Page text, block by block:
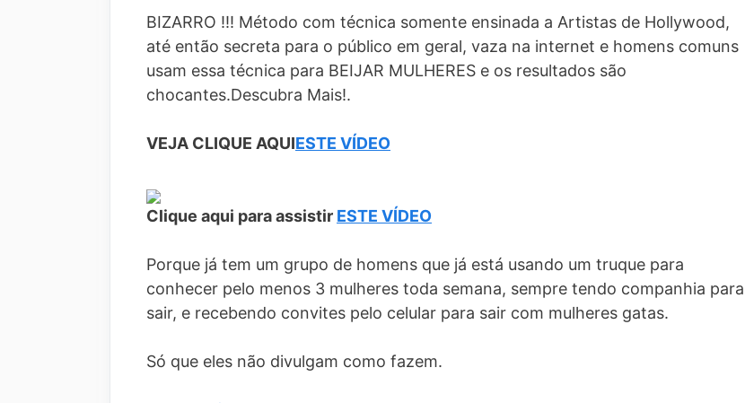
BIZARRO !!! Método com técnica somente ensinada a Artistas de Hollywood,
até então secreta para o público em geral, vaza na internet e homens comuns
usam essa técnica para BEIJAR MULHERES e os resultados são
chocantes.Descubra Mais!.
VEJA CLIQUE AQUIESTE VÍDEO
Clique aqui para assistir ESTE VÍDEO
Porque já tem um grupo de homens que já está usando um truque para
conhecer pelo menos 3 mulheres toda semana, sempre tendo companhia para
sair, e recebendo convites pelo celular para sair com mulheres gatas.
Só que eles não divulgam como fazem.